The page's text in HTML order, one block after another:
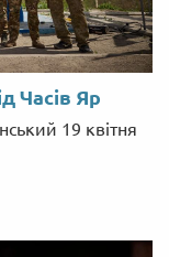
Часів Яр
19 квітня